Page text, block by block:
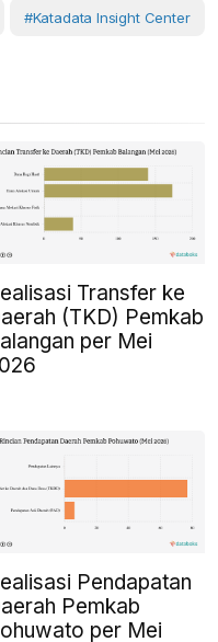
#Katadata Insight Center
Transfer ke
(TKD) Pemkab
per Mei
Pendapatan
Pemkab
per Mei